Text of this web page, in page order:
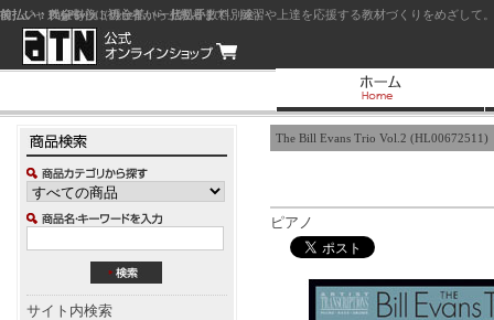
ジャズを中心に初心者から上級者まで、練習や上達を応援する教材づくりをめざし
サイト内検索
The Bill Evans Trio Vol.2 (HL00672511)
ピアノ
前払い：クレジットカード（一括払い）
後払い：代金引換（現金払い・代引手数料別途）
前払い：PayPay